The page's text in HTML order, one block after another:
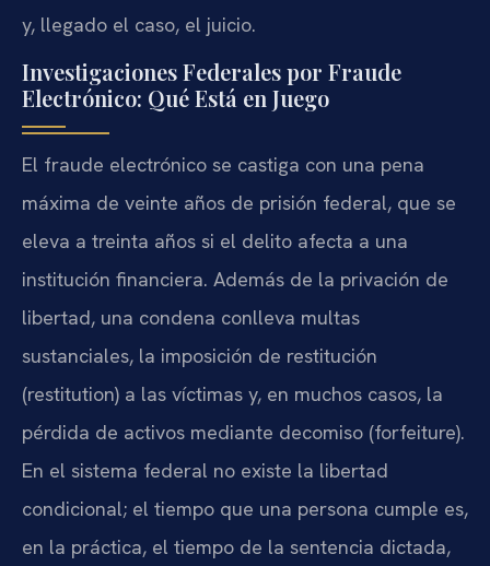
y, llegado el caso, el juicio.
Investigaciones Federales por Fraude
Electrónico: Qué Está en Juego
El fraude electrónico se castiga con una pena
máxima de veinte años de prisión federal, que se
eleva a treinta años si el delito afecta a una
institución financiera. Además de la privación de
libertad, una condena conlleva multas
sustanciales, la imposición de restitución
(restitution) a las víctimas y, en muchos casos, la
pérdida de activos mediante decomiso (forfeiture).
En el sistema federal no existe la libertad
condicional; el tiempo que una persona cumple es,
en la práctica, el tiempo de la sentencia dictada,